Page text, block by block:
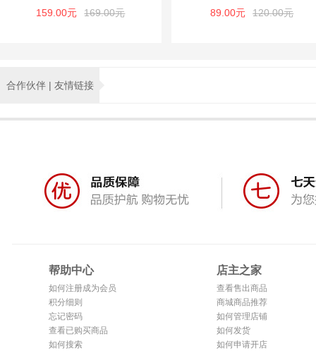
服学生韩版
159.00元 169.00元
*1箱
89.00元 120.00元
合作伙伴 | 友情链接
帮助中心
如何注册成为会员
积分细则
忘记密码
查看已购买商品
如何搜索
店主之家
查看售出商品
商城商品推荐
如何管理店铺
如何发货
如何申请开店